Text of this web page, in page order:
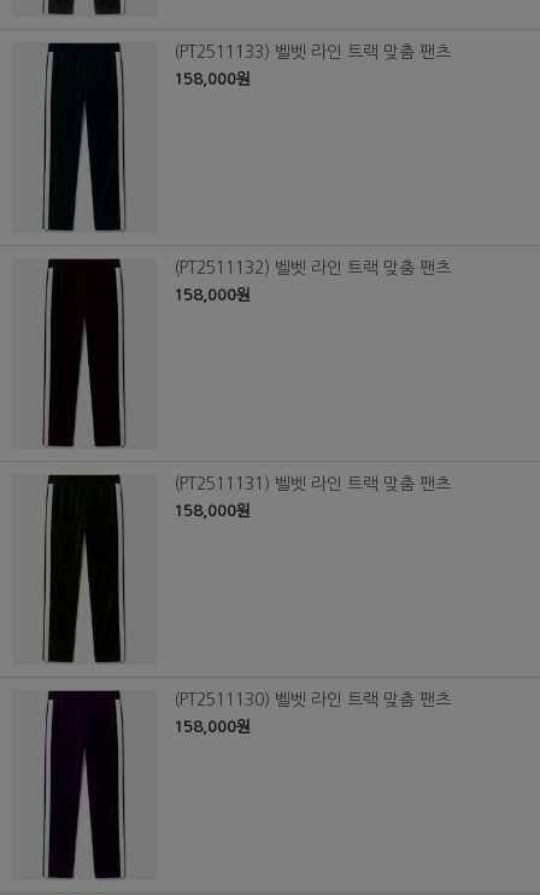
(PT2511133) 벨벳 라인 트랙 맞춤 팬츠
158,000원
(PT2511132) 벨벳 라인 트랙 맞춤 팬츠
158,000원
(PT2511131) 벨벳 라인 트랙 맞춤 팬츠
158,000원
(PT2511130) 벨벳 라인 트랙 맞춤 팬츠
158,000원